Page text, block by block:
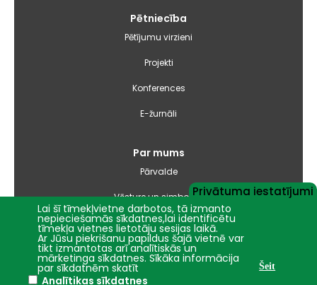
Pētniecība
Pētījumu virzieni
Projekti
Konferences
E-žurnāli
Par mums
Pārvalde
Vēsture un simbolika
Studiju virzienu pārskati un pašnovērtējuma ziņojumi
Iepirkumi
Privātuma iestatījumi
Lai šī tīmekļvietne darbotos, tā izmanto
nepieciešamās sīkdatnes,lai identificētu
tīmekļa vietnes lietotāju sesijas laikā.
Ar Jūsu piekrišanu papildus šajā vietnē var
tikt izmantotas arī analītiskās un
mārketinga sīkdatnes. Sīkāka informācija
par sīkdatnēm skatīt Šeit
Analītikas sīkdatnes